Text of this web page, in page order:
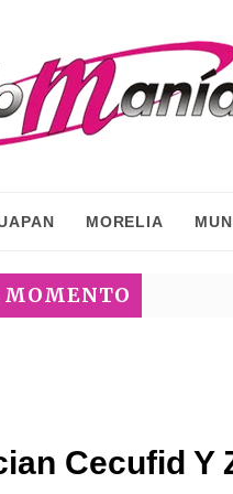
MORELIA
Cecufid Y